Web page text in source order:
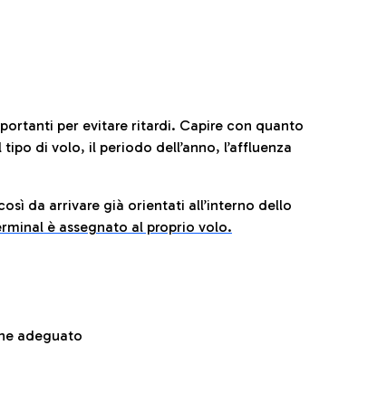
per evitare ritardi. Capire con quanto
di volo, il periodo dell’anno, l’affluenza
da arrivare già orientati all’interno dello
è assegnato al proprio volo.
adeguato